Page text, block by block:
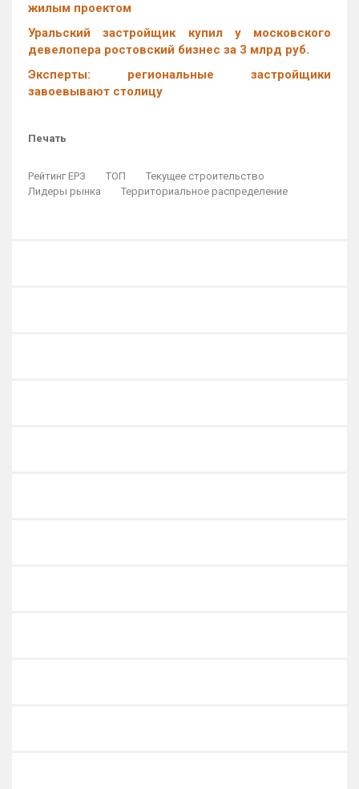
жилым проектом
Уральский застройщик купил у московского
девелопера ростовский бизнес за 3 млрд руб.
Эксперты: региональные застройщики
завоевывают столицу
Печать
Рейтинг ЕРЗ ТОП
Текущее строительство
Лидеры рынка
Территориальное распределение